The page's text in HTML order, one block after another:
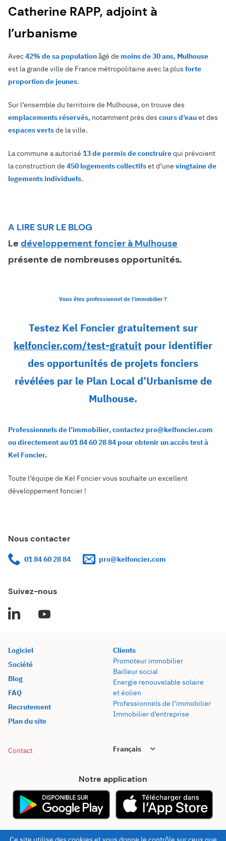
Catherine RAPP, adjoint à
l’urbanisme
Avec42% de sa populationâgé de moins de 30 ans, Mulhouse
est la grande ville de France métropolitaine avec la plus forte
proportion de jeunes.
Sur l’ensemble du territoire de Mulhouse, on trouve des
emplacements réservés, notamment près des cours d’eauet des
espaces vertsde la ville.
La commune a autorisé 13 de permis de construirequi prévoient
la construction de 450 logements collectifset d’une vingtaine de
logements individuels.
A LIRE SUR LE BLOG
Le développement foncier à Mulhouse
présente de nombreuses opportunités.
Vous êtes professionnel de l’immobilier ?
Testez Kel Foncier gratuitement sur
kelfoncier.com/test-gratuit pour identifier
des opportunités de projets fonciers
révélées par le Plan Local d’Urbanisme de
Mulhouse.
Professionnels de l’immobilier, contactez pro@kelfoncier.com
ou directement au 01 84 60 28 84 pour obtenir un accès test à
Kel Foncier.
Toute l’équipe de Kel Foncier vous souhaite un excellent
développement foncier !
Nous contacter
01 84 60 28 84 pro@kelfoncier.com
Suivez-nous
Logiciel
Société
Blog
FAQ
Recrutement
Plan du site
Clients
Promoteur immobilier
Bailleur social
Energie renouvelable solaire
et éolien
Professionnels de l’immobilier
Immobilier d’entreprise
Contact
Notre application